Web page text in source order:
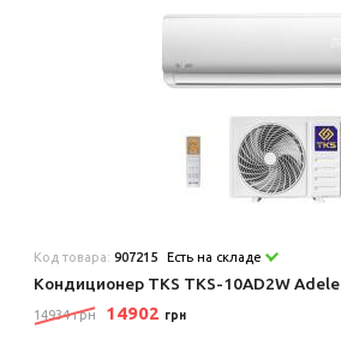
Код товара:907215 Есть на складе
Кондиционер TKS TKS-10AD2W Adele
14934 грн 14902 грн